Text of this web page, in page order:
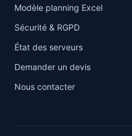
Modèle planning Excel
Sécurité & RGPD
État des serveurs
Demander un devis
Nous contacter